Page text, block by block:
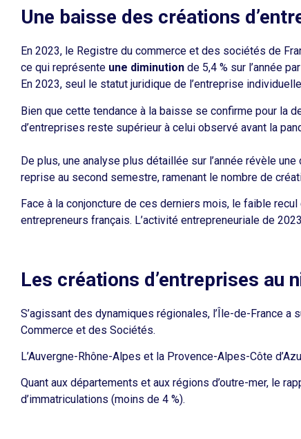
Une baisse des créations
En 2023, le Registre du commerce et des sociétés de
ce qui représente une diminution de 5,4 % sur l’année
En 2023, seul le statut juridique de l’entreprise
Bien que cette tendance à la baisse se confirme pour la
d’entreprises reste supérieur à celui observé avant la
De plus, une analyse plus détaillée sur l’année révèle
reprise au second semestre, ramenant le nombre de
Face à la conjoncture de ces derniers mois, le faible
entrepreneurs français. L’activité entrepreneuriale de
Les créations d’entreprises au
S’agissant des dynamiques régionales, l’Île-de-France
Commerce et des Sociétés.
L’Auvergne-Rhône-Alpes et la Provence-Alpes-Côte
Quant aux départements et aux régions d’outre-mer, le
d’immatriculations (moins de 4 %).